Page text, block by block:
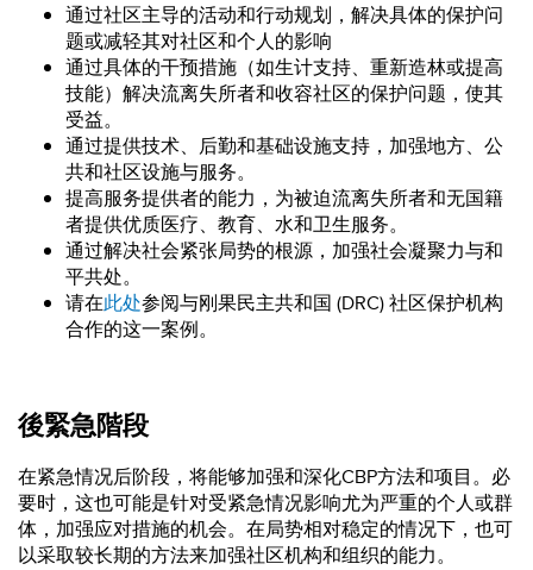
通过社区主导的活动和行动规划，解决具体的保护问
题或减轻其对社区和个人的影响
通过具体的干预措施（如生计支持、重新造林或提高
技能）解决流离失所者和收容社区的保护问题，使其
受益。
通过提供技术、后勤和基础设施支持，加强地方、公
共和社区设施与服务。
提高服务提供者的能力，为被迫流离失所者和无国籍
者提供优质医疗、教育、水和卫生服务。
通过解决社会紧张局势的根源，加强社会凝聚力与和
平共处。
请在此处参阅与刚果民主共和国 (DRC) 社区保护机构
合作的这一案例。
後緊急階段
在紧急情况后阶段，将能够加强和深化CBP方法和项目。必
要时，这也可能是针对受紧急情况影响尤为严重的个人或群
体，加强应对措施的机会。在局势相对稳定的情况下，也可
以采取较长期的方法来加强社区机构和组织的能力。